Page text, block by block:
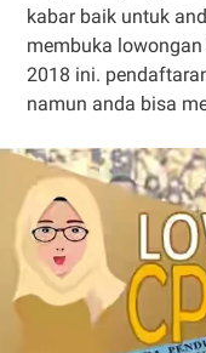
kabar baik untuk
membuka lowongan
2018 ini.
namun anda bisa